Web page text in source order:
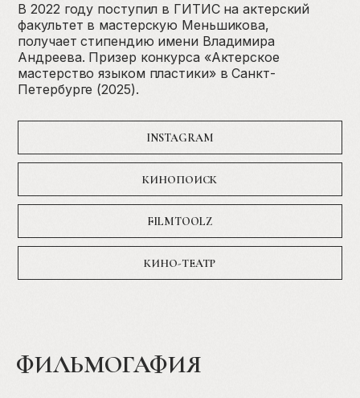
В 2022 году поступил в ГИТИС на актерский
факультет в мастерскую Меньшикова,
получает стипендию имени Владимира
Андреева. Призер конкурса «‎Актерское
мастерство языком пластики»‎ в Санкт-
Петербурге (2025).
INSTAGRAM
КИНОПОИСК
FILMTOOLZ
КИНО-ТЕАТР
ФИЛЬМОГАФИЯ